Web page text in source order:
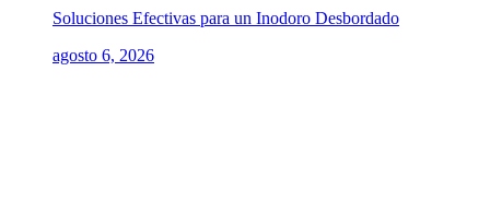
Soluciones Efectivas para un Inodoro Desbordado
agosto 6, 2026